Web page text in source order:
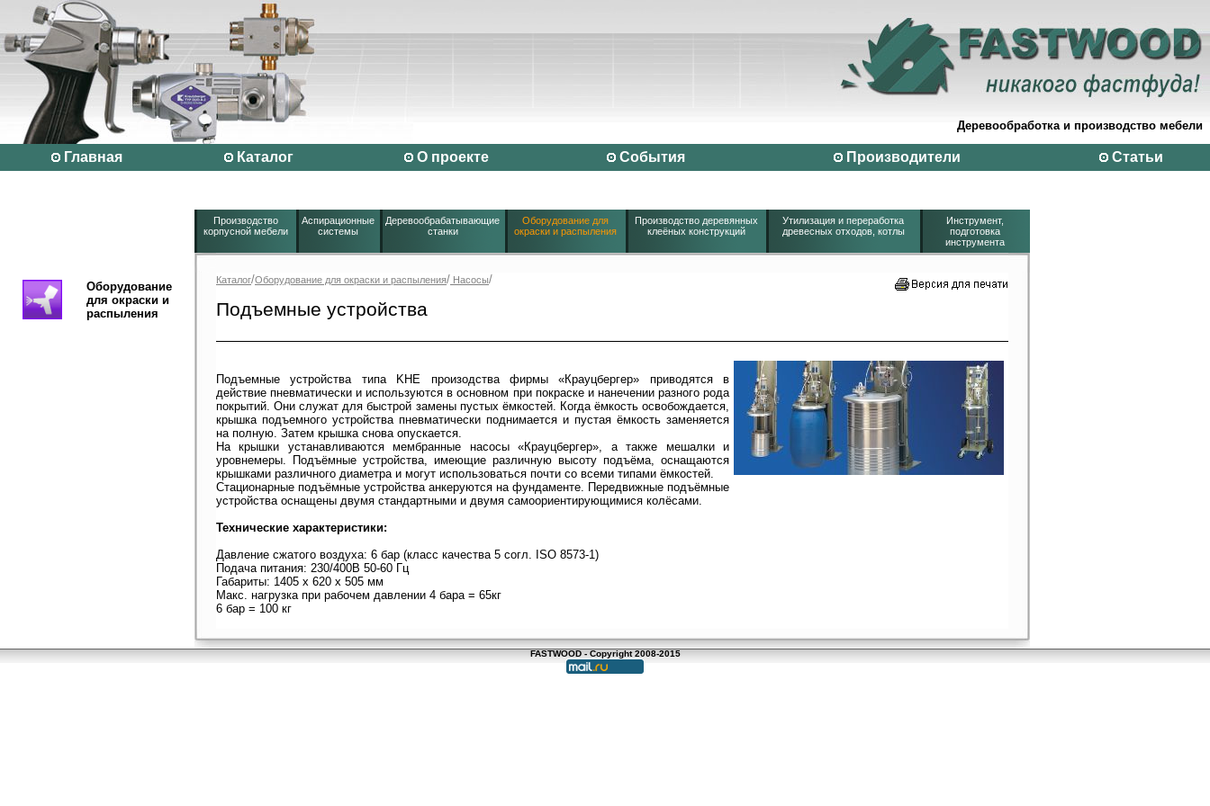
Деревообработка и производство мебели
Главная Каталог О проекте События Производители Статьи
Производство
корпусной мебели
Аспирационные
системы
Деревообрабатывающие
станки
Оборудование для
окраски и распыления
Производство деревянных
клеёных конструкций
Утилизация и переработка
древесных отходов, котлы
Инструмент,
подготовка
инструмента
Оборудование
для окраски и
распыления
Каталог/Оборудование для окраски и распыления/ Насосы/
Подъемные устройства
Подъемные устройства типа KHE произодства фирмы «Крауцбергер» приводятся в
действие пневматически и используются в основном при покраске и нанечении разного рода
покрытий. Они служат для быстрой замены пустых ёмкостей. Когда ёмкость освобождается,
крышка подъемного устройства пневматически поднимается и пустая ёмкость заменяется
на полную. Затем крышка снова опускается.
На крышки устанавливаются мембранные насосы «Крауцбергер», а также мешалки и
уровнемеры. Подъёмные устройства, имеющие различную высоту подъёма, оснащаются
крышками различного диаметра и могут использоваться почти со всеми типами ёмкостей.
Стационарные подъёмные устройства анкеруются на фундаменте. Передвижные подъёмные
устройства оснащены двумя стандартными и двумя самоориентирующимися колёсами.
Технические характеристики:
Давление сжатого воздуха: 6 бар (класс качества 5 согл. ISO 8573-1)
Подача питания: 230/400В 50-60 Гц
Габариты: 1405 х 620 х 505 мм
Макс. нагрузка при рабочем давлении 4 бара = 65кг
6 бар = 100 кг
FASTWOOD - Copyright 2008-2015